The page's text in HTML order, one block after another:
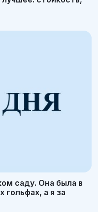
саду. Она была в
гольфах, а я за